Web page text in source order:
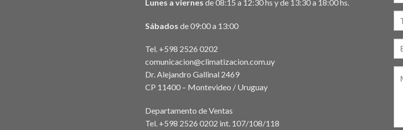
Lunes a viernes de 08:15 a 12:30 hs y de 13:30 a 18:00 hs.
Sábados de 09:00 a 13:00
Tel. +598 2526 0202
comunicacion@climatizacion.com.uy
Dr. Alejandro Gallinal 2469
CP 11400 – Montevideo / Uruguay
Departamento de Ventas
Tel. +598 2526 0202 int. 107/108/118